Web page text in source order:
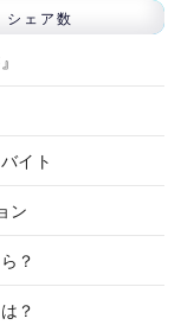
シェア数
イト
ン
？
？